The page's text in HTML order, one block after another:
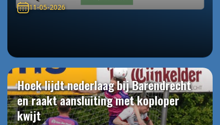
11-05-2026
Hoek lijdt nederlaag bij Barendrecht
en raakt aansluiting met koploper
kwijt